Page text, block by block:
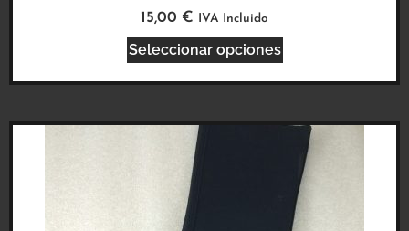
15,00 € IVA Incluido
Seleccionar opciones